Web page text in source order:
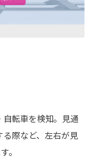
転車を検知。見通
る際など、左右が見
。